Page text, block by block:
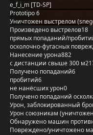
e_f_i_m [TD-SP]
Prototipo 6
Уничтожен выстрелом
Произведено выстрелов18
прямых попаданий/
осколочно-фугасных
Нанесение урона882
с дистанции свыше 300 м
Получено попаданий6
пробитий6
не нанёсших урон0
Получено попаданий
Урон, заблокированный
Урон союзникам
Обнаружено машин
Повреждено/уничтожено